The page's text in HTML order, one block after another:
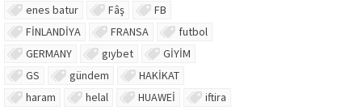
enes batur
Fâş
FB
FİNLANDİYA
FRANSA
futbol
GERMANY
gıybet
GİYİM
GS
gündem
HAKİKAT
haram
helal HUAWEİ
iftira